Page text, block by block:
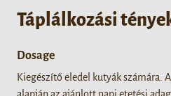
Táplálkozási
Dosage
Kiegészítő eledel kutyák számára.